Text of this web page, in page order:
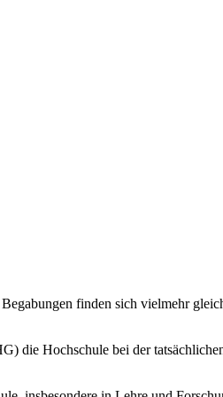
finden sich vielmehr
die Hochschule bei der